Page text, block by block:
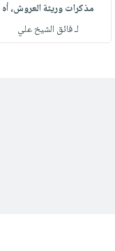
مذكرات وريثة العروش، أه
لـ فائق الشيخ علي